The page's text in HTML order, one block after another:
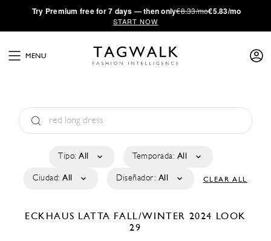
·Try Premium free for 7 days — then only€8.33/mo€5.83/mo
START NOW
MENU
Tipo: All Temporada: All
Ciudad: All Diseñador: All CLEAR ALL
ECKHAUS LATTA FALL/WINTER 2024
LOOK
29